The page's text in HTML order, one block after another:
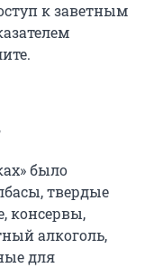
к заветным
было
твердые
консервы,
алкоголь,
для